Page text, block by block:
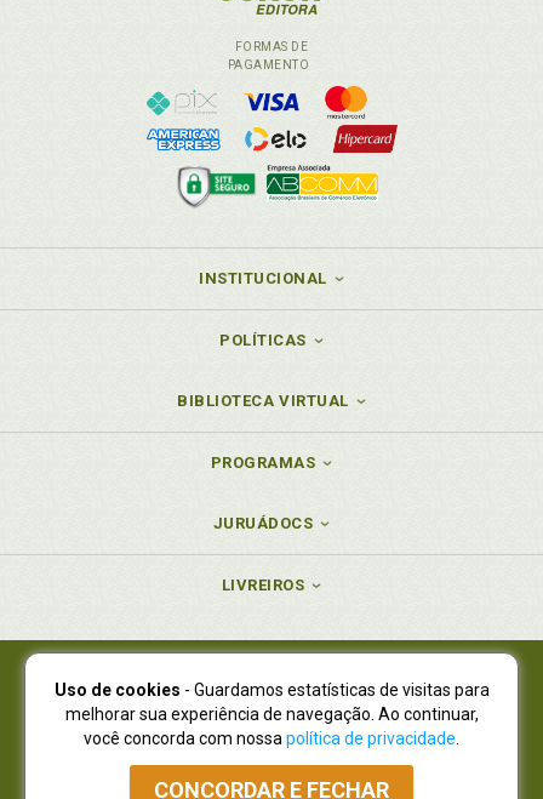
FORMAS DE
PAGAMENTO
INSTITUCIONAL
POLÍTICAS
BIBLIOTECA VIRTUAL
PROGRAMAS
JURUÁDOCS
LIVREIROS
Juruá Editora Ltda., CNPJ 77.535.508/0001-19
Juruá Informática Ltda., CNPJ 01.701.561/0001-80
NOVO ENDEREÇO:R. Flávio Dallegrave, 7665, São Lourenço |
Curitiba - Paraná - CEP 82210-310
Atendimento: (41) 4009-3900|Vendas Atacado: (41) 4009-3939
Uso de cookies - Guardamos estatísticas de visitas para
melhorar sua experiência de navegação. Ao continuar,
você concorda com nossa política de privacidade
CONCORDAR E FECHAR